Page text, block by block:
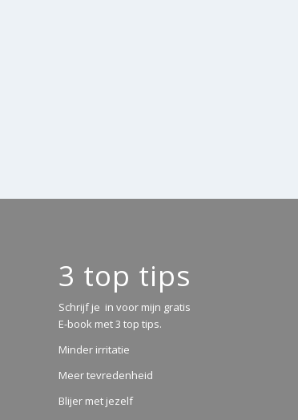
3 top tips
Schrijf je in voor mijn gratis
E-book met 3 top tips.
Minder irritatie
Meer tevredenheid
Blijer met jezelf